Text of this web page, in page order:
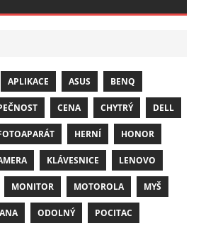
APLIKACE ASUS BENQ
CENA CHYTRÝ DELL
HERNÍ HONOR
KLÁVESNICE LENOVO
MONITOR MOTOROLA MYŠ
ODOLNÝ POCITAC